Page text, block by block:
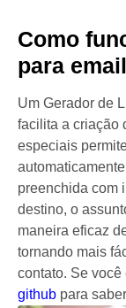
Como
para email
Um Gerador de
facilita a criação
especiais
preenchida com
destino, o
maneira eficaz
tornando mais
contato. Se
github para